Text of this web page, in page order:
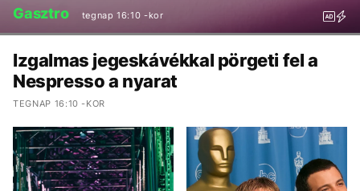
Gasztro tegnap 16:10 -kor
Izgalmas jegeskávékkal pörgeti fel a
Nespresso a nyarat
TEGNAP 16:10 -KOR